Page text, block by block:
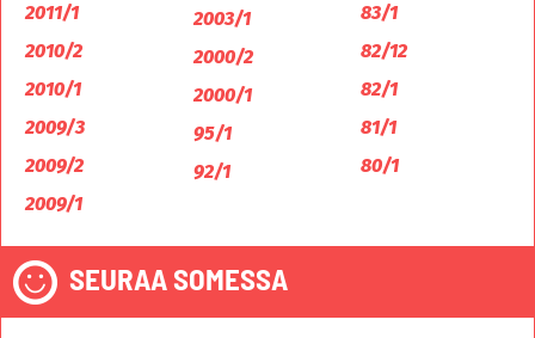
2011/1
2010/2
2010/1
2009/3
2009/2
2009/1
2003/1
2000/2
2000/1
95/1
92/1
83/1
82/12
82/1
81/1
80/1
SEURAA SOMESSA